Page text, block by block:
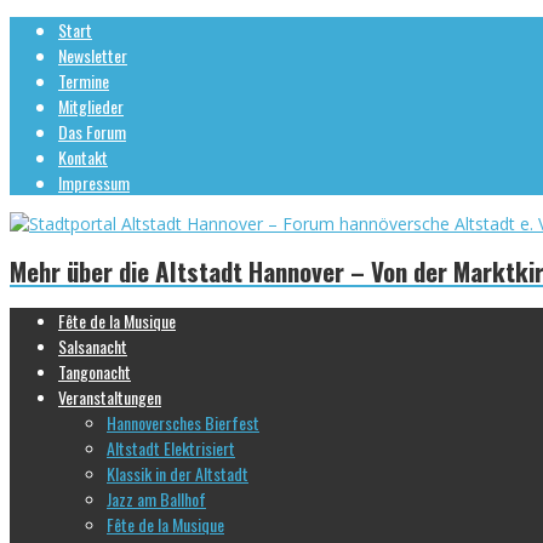
Start
Newsletter
Termine
Mitglieder
Das Forum
Kontakt
Impressum
Mehr über die Altstadt Hannover – Von der
Fête de la Musique
Salsanacht
Tangonacht
Veranstaltungen
Hannoversches Bierfest
Altstadt Elektrisiert
Klassik in der Altstadt
Jazz am Ballhof
Fête de la Musique